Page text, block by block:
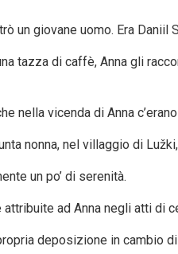
un giovane uomo. Era
tazza di caffè, Anna gli
nella vicenda di Anna
nonna, nel villaggio di
un po’ di serenità.
ad Anna negli atti di
deposizione in cambio